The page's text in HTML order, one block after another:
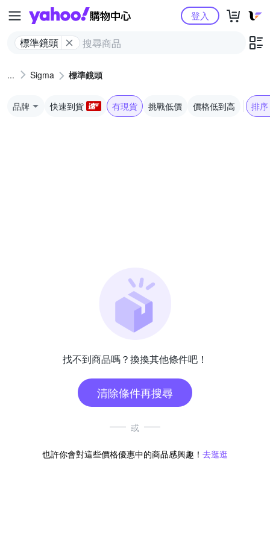
Yahoo購物中心
標準鏡頭
登入
Sigma 標準鏡頭
品牌 快速到貨 有現貨 挑戰低價 價格低到高 排序
找不到商品嗎？換換其他條件吧！
清除條件再搜尋
或
也許你會對這些價格優惠中的商品感興趣！ 去逛逛